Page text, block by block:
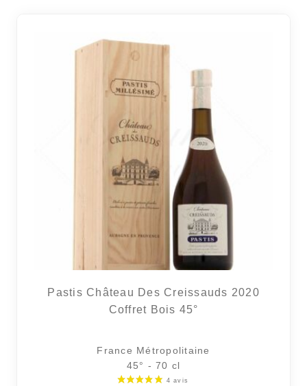
Pastis Château Des Creissauds 2020
Coffret Bois 45°
France Métropolitaine
45° - 70 cl